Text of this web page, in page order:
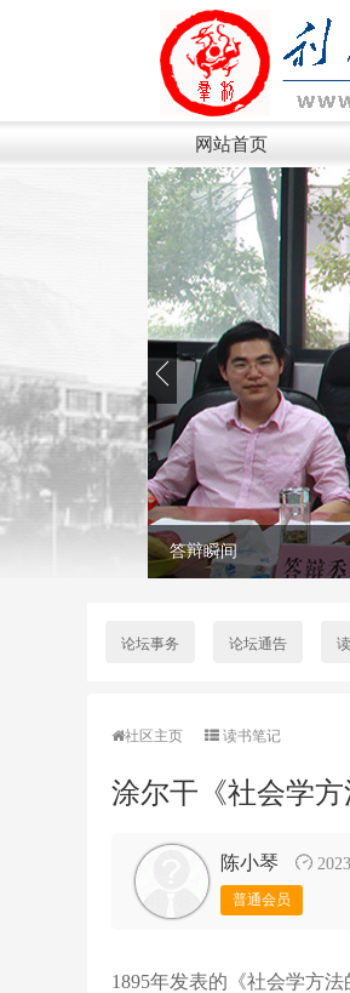
网站首页
答辩瞬间
论坛事务 论坛通告
社区主页 读书笔记
涂尔干《社会学
陈小琴
普通会员
1895年发表的《社会学方